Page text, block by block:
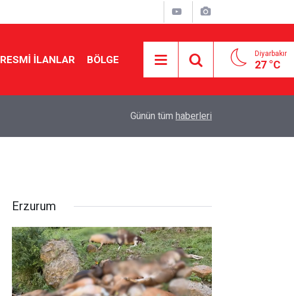
RESMI İLANLAR BÖLGE Diyarbakır
27 °C
MGK’den çözüm süreci mesajı: Tarihi bir
Günün tüm haberleri
Erzurum